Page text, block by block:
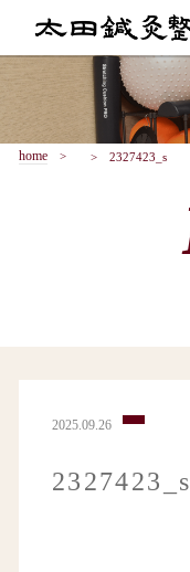
home 2327423_s
2025.09.26
2327423_s